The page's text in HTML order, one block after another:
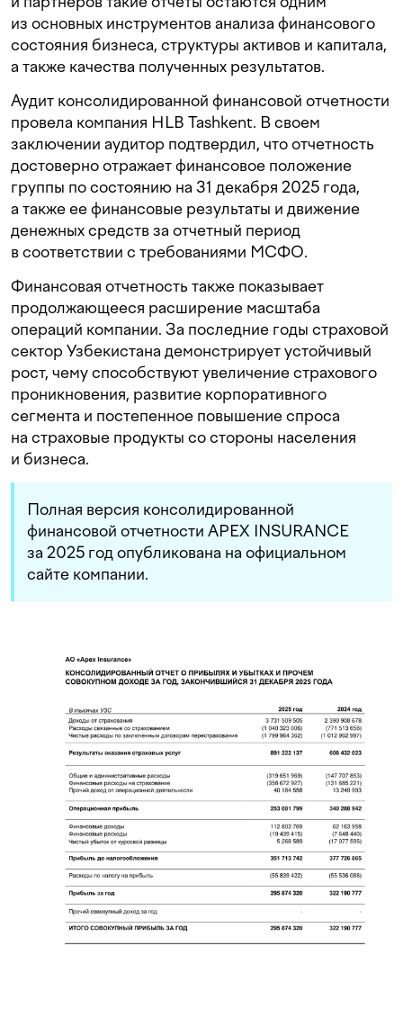
из основных инструментов анализа финансового
состояния бизнеса, структуры активов и капитала,
а также качества полученных результатов.
Аудит консолидированной финансовой отчетности
провела компания HLB Tashkent. В своем
заключении аудитор подтвердил, что отчетность
достоверно отражает финансовое положение
группы по состоянию на 31 декабря 2025 года,
а также ее финансовые результаты и движение
денежных средств за отчетный период
в соответствии с требованиями МСФО.
Финансовая отчетность также показывает
продолжающееся расширение масштаба
операций компании. За последние годы страховой
сектор Узбекистана демонстрирует устойчивый
рост, чему способствуют увеличение страхового
проникновения, развитие корпоративного
сегмента и постепенное повышение спроса
на страховые продукты со стороны населения
и бизнеса.
Полная версия консолидированной
финансовой отчетности APEX INSURANCE
за 2025 год опубликована на официальном
сайте компании.